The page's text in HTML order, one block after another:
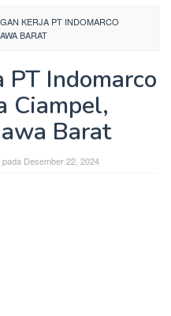
KERJA PT INDOMARCO
BARAT
Indomarco
Ciampel,
Barat
Desember 22, 2024